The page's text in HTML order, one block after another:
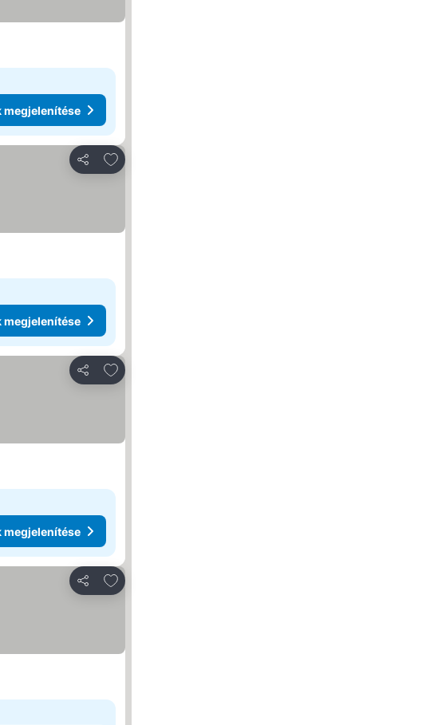
megjelenítése
Megosztás
Hozzáadás a kedvencekhez
megjelenítése
Megosztás
Hozzáadás a kedvencekhez
megjelenítése
Megosztás
Hozzáadás a kedvencekhez